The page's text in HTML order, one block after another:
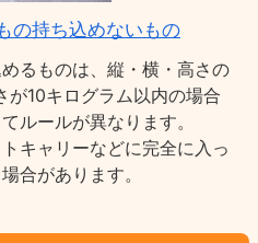
の持ち込めないもの
るものは、縦・横・高さの
が10キログラム以内の場合
ルールが異なります。
キャリーなどに完全に入っ
合があります。